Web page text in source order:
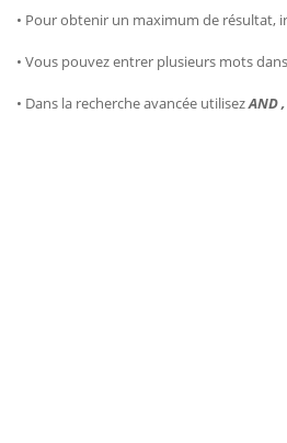
• Pour obtenir un maximum de résultat,
• Vous pouvez entrer plusieurs mots
• Dans la recherche avancée utilisezAND